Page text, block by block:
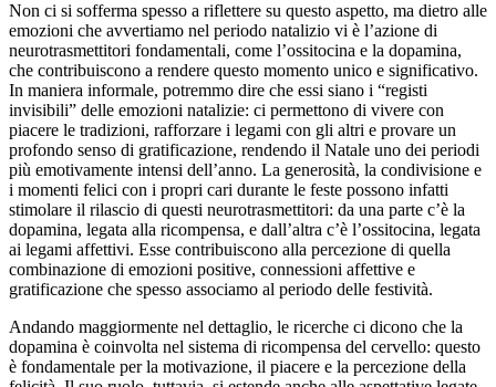
Non ci si sofferma spesso a riflettere su questo aspetto, ma dietro alle
emozioni che avvertiamo nel periodo natalizio vi è l’azione di
neurotrasmettitori fondamentali, come l’ossitocina e la dopamina,
che contribuiscono a rendere questo momento unico e significativo.
In maniera informale, potremmo dire che essi siano i “registi
invisibili” delle emozioni natalizie: ci permettono di vivere con
piacere le tradizioni, rafforzare i legami con gli altri e provare un
profondo senso di gratificazione, rendendo il Natale uno dei periodi
più emotivamente intensi dell’anno. La generosità, la condivisione e
i momenti felici con i propri cari durante le feste possono infatti
stimolare il rilascio di questi neurotrasmettitori: da una parte c’è la
dopamina, legata alla ricompensa, e dall’altra c’è l’ossitocina, legata
ai legami affettivi. Esse contribuiscono alla percezione di quella
combinazione di emozioni positive, connessioni affettive e
gratificazione che spesso associamo al periodo delle festività.
Andando maggiormente nel dettaglio, le ricerche ci dicono che la
dopamina è coinvolta nel sistema di ricompensa del cervello: questo
è fondamentale per la motivazione, il piacere e la percezione della